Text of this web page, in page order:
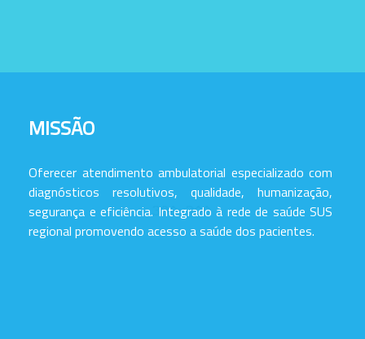
MISSÃO
Oferecer atendimento ambulatorial especializado com
diagnósticos resolutivos, qualidade, humanização,
segurança e eficiência. Integrado à rede de saúde SUS
regional promovendo acesso a saúde dos pacientes.